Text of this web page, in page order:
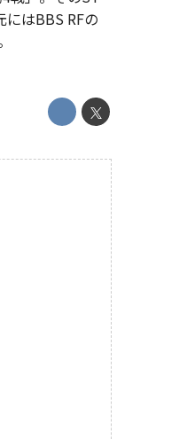
はBBS RFの